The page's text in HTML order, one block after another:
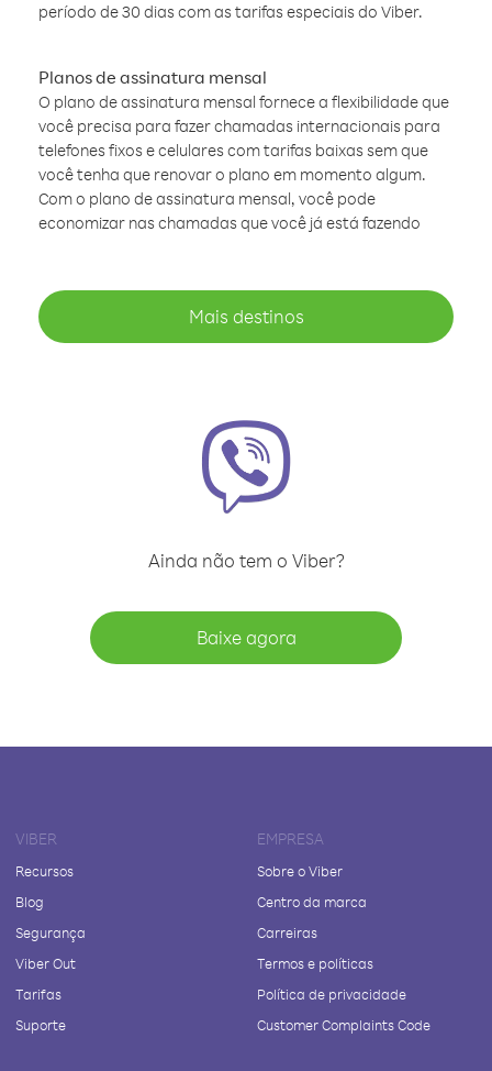
período de 30 dias com as tarifas especiais do Viber.
Planos de assinatura mensal
O plano de assinatura mensal fornece a flexibilidade que
você precisa para fazer chamadas internacionais para
telefones fixos e celulares com tarifas baixas sem que
você tenha que renovar o plano em momento algum.
Com o plano de assinatura mensal, você pode
economizar nas chamadas que você já está fazendo
Mais destinos
Ainda não tem o Viber?
Baixe agora
VIBER
Recursos
Blog
Segurança
Viber Out
Tarifas
Suporte
EMPRESA
Sobre o Viber
Centro da marca
Carreiras
Termos e políticas
Política de privacidade
Customer Complaints Code